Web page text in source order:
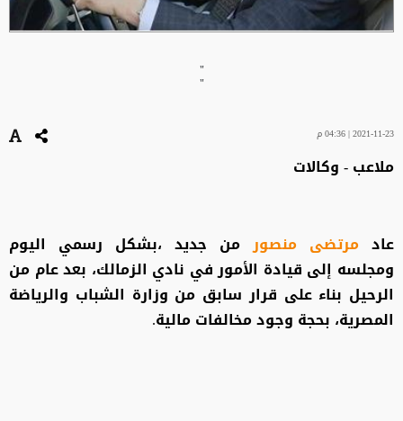
"
"
2021-11-23 | 04:36 م
ملاعب - وكالات
عاد مرتضى منصور من جديد ،بشكل رسمي اليوم
ومجلسه إلى قيادة الأمور في نادي الزمالك، بعد عام من
الرحيل بناء على قرار سابق من وزارة الشباب والرياضة
المصرية، بحجة وجود مخالفات مالية.